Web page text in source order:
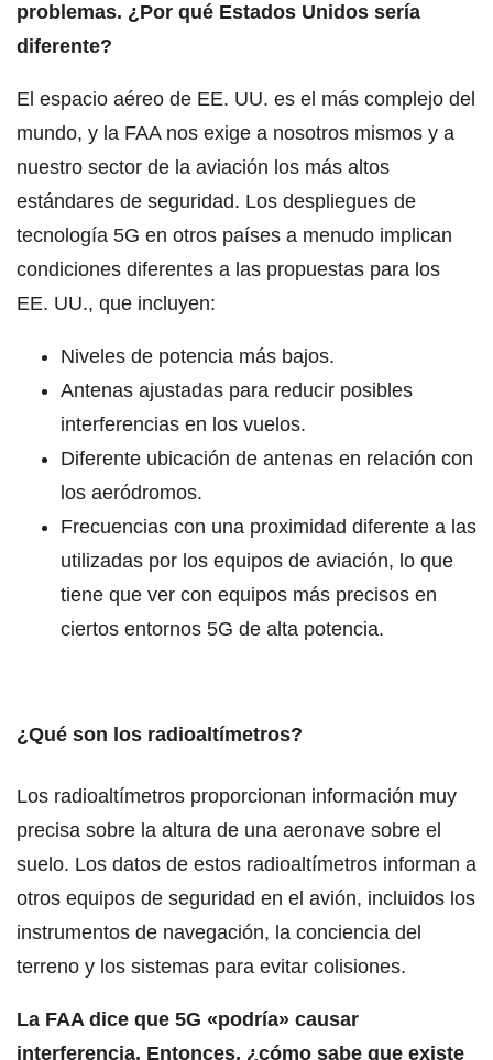
problemas. ¿Por qué Estados Unidos sería
diferente?
El espacio aéreo de EE. UU. es el más complejo del
mundo, y la FAA nos exige a nosotros mismos y a
nuestro sector de la aviación los más altos
estándares de seguridad. Los despliegues de
tecnología 5G en otros países a menudo implican
condiciones diferentes a las propuestas para los
EE. UU., que incluyen:
Niveles de potencia más bajos.
Antenas ajustadas para reducir posibles
interferencias en los vuelos.
Diferente ubicación de antenas en relación con
los aeródromos.
Frecuencias con una proximidad diferente a las
utilizadas por los equipos de aviación, lo que
tiene que ver con equipos más precisos en
ciertos entornos 5G de alta potencia.
¿Qué son los radioaltímetros?
Los radioaltímetros proporcionan información muy
precisa sobre la altura de una aeronave sobre el
suelo. Los datos de estos radioaltímetros informan a
otros equipos de seguridad en el avión, incluidos los
instrumentos de navegación, la conciencia del
terreno y los sistemas para evitar colisiones.
La FAA dice que 5G «podría» causar
interferencia. Entonces, ¿cómo sabe que existe